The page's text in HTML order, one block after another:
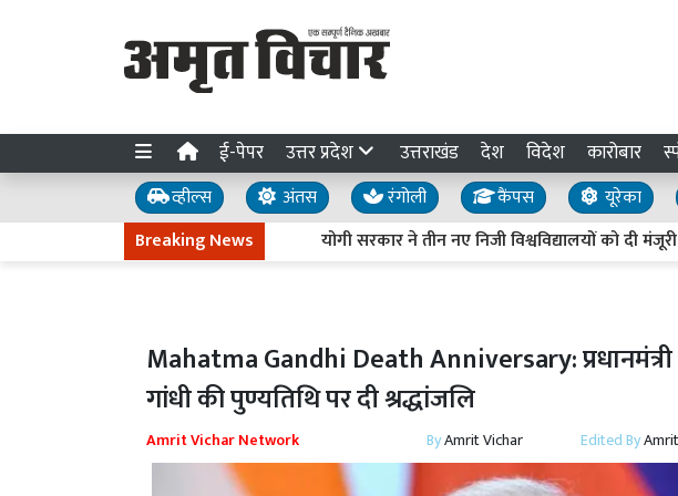
ई-पेपर उत्तर प्रदेश उत्तराखंड देश विदेश कारोबार
व्हील्स अंतस रंगोली कैंपस यूरेका
Breaking News
योगी सरकार ने तीन नए निजी विश्वविद्यालयों को दी मंजूरी :
Mahatma Gandhi Death Anniversary: प्रधानमंत्री
गांधी की पुण्यतिथि पर दी श्रद्धांजलि
Amrit Vichar Network ByAmrit Vichar Edited By